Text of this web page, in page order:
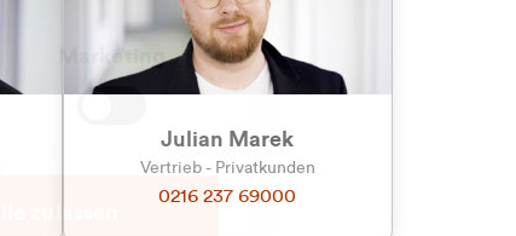
Marketing
Julian Marek
Vertrieb - Privatkunden
0216 237 69000